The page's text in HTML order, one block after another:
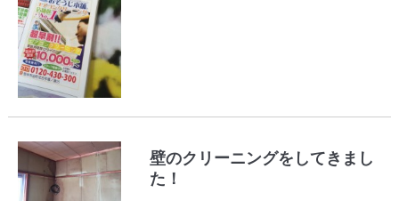
壁のクリーニングをしてきまし
た！